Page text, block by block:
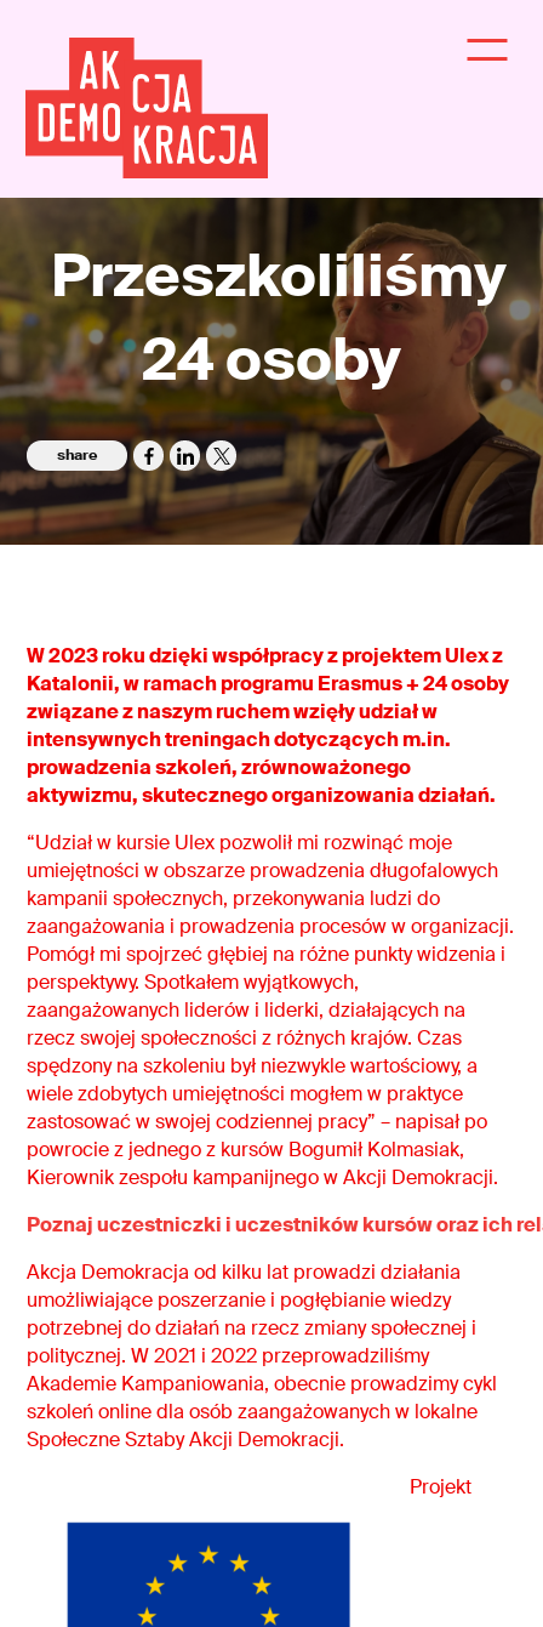
Przeszkoliliśmy
24 osoby
share
W 2023 roku dzięki współpracy z projektem Ulex z
Katalonii, w ramach programu Erasmus + 24 osoby
związane z naszym ruchem wzięły udział w
intensywnych treningach dotyczących m.in.
prowadzenia szkoleń, zrównoważonego
aktywizmu, skutecznego organizowania działań.
“Udział w kursie Ulex pozwolił mi rozwinąć moje
umiejętności w obszarze prowadzenia długofalowych
kampanii społecznych, przekonywania ludzi do
zaangażowania i prowadzenia procesów w organizacji.
Pomógł mi spojrzeć głębiej na różne punkty widzenia i
perspektywy. Spotkałem wyjątkowych,
zaangażowanych liderów i liderki, działających na
rzecz swojej społeczności z różnych krajów. Czas
spędzony na szkoleniu był niezwykle wartościowy, a
wiele zdobytych umiejętności mogłem w praktyce
zastosować w swojej codziennej pracy” – napisał po
powrocie z jednego z kursów Bogumił Kolmasiak,
Kierownik zespołu kampanijnego w Akcji Demokracji.
Poznaj uczestniczki i uczestników kursów oraz ich
Akcja Demokracja od kilku lat prowadzi działania
umożliwiające poszerzanie i pogłębianie wiedzy
potrzebnej do działań na rzecz zmiany społecznej i
politycznej. W 2021 i 2022 przeprowadziliśmy
Akademie Kampaniowania, obecnie prowadzimy cykl
szkoleń online dla osób zaangażowanych w lokalne
Społeczne Sztaby Akcji Demokracji.
Projekt